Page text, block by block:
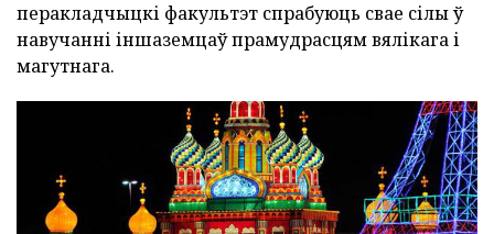
перакладчыцкі факультэт спрабуюць свае сілы ў
навучанні іншаземцаў прамудрасцям вялікага і
магутнага.